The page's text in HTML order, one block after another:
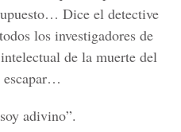
Dice el detective
los investigadores de
de la muerte del
escapar…
adivino”.